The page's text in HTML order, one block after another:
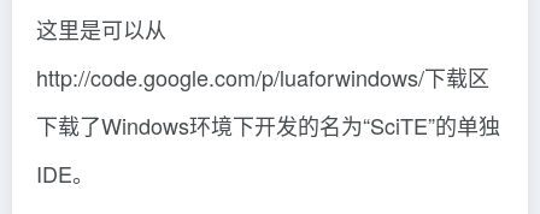
这里是可以从
http://code.google.com/p/luaforwindows/下载区
下载了Windows环境下开发的名为“SciTE”的单独
IDE。